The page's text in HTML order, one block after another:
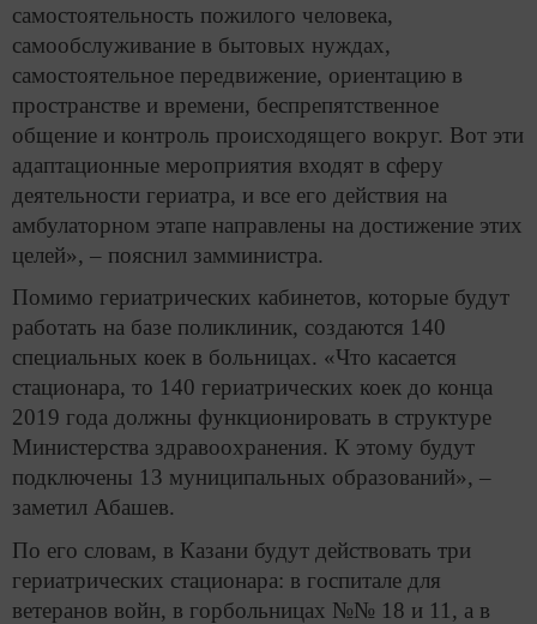
самостоятельность пожилого человека,
самообслуживание в бытовых нуждах,
самостоятельное передвижение, ориентацию в
пространстве и времени, беспрепятственное
общение и контроль происходящего вокруг. Вот эти
адаптационные мероприятия входят в сферу
деятельности гериатра, и все его действия на
амбулаторном этапе направлены на достижение этих
целей», – пояснил замминистра.
Помимо гериатрических кабинетов, которые будут
работать на базе поликлиник, создаются 140
специальных коек в больницах. «Что касается
стационара, то 140 гериатрических коек до конца
2019 года должны функционировать в структуре
Министерства здравоохранения. К этому будут
подключены 13 муниципальных образований», –
заметил Абашев.
По его словам, в Казани будут действовать три
гериатрических стационара: в госпитале для
ветеранов войн, в горбольницах №№ 18 и 11, а в